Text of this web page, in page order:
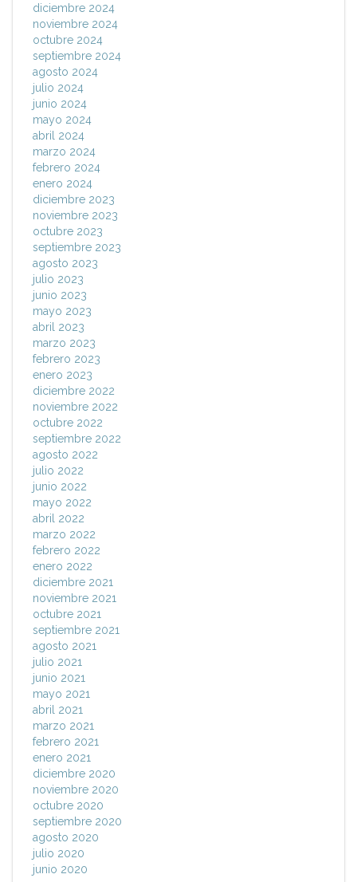
diciembre 2024
noviembre 2024
octubre 2024
septiembre 2024
agosto 2024
julio 2024
junio 2024
mayo 2024
abril 2024
marzo 2024
febrero 2024
enero 2024
diciembre 2023
noviembre 2023
octubre 2023
septiembre 2023
agosto 2023
julio 2023
junio 2023
mayo 2023
abril 2023
marzo 2023
febrero 2023
enero 2023
diciembre 2022
noviembre 2022
octubre 2022
septiembre 2022
agosto 2022
julio 2022
junio 2022
mayo 2022
abril 2022
marzo 2022
febrero 2022
enero 2022
diciembre 2021
noviembre 2021
octubre 2021
septiembre 2021
agosto 2021
julio 2021
junio 2021
mayo 2021
abril 2021
marzo 2021
febrero 2021
enero 2021
diciembre 2020
noviembre 2020
octubre 2020
septiembre 2020
agosto 2020
julio 2020
junio 2020